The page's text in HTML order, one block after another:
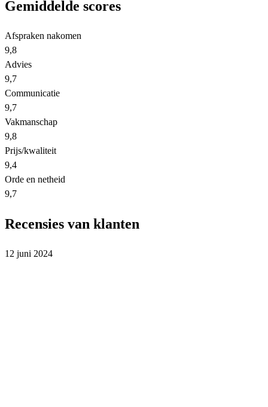
Gemiddelde scores
Afspraken nakomen
9,8
Advies
9,7
Communicatie
9,7
Vakmanschap
9,8
Prijs/kwaliteit
9,4
Orde en netheid
9,7
Recensies van klanten
12 juni 2024